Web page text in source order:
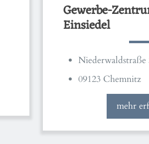
Gewerbe-
Einsiedel
Niederwaldstraße
09123 Chemnitz
mehr